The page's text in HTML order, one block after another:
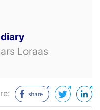
Loraas